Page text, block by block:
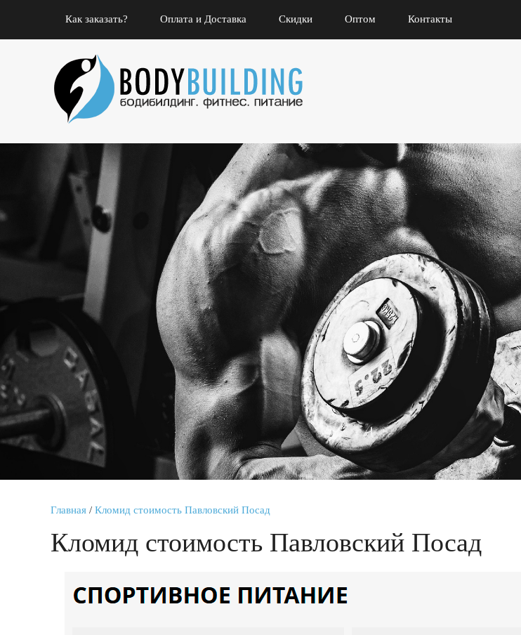
Как заказать? Оплата и Доставка Скидки Оптом Контакты
Главная / Кломид стоимость Павловский Посад
Кломид стоимость Павловский Посад